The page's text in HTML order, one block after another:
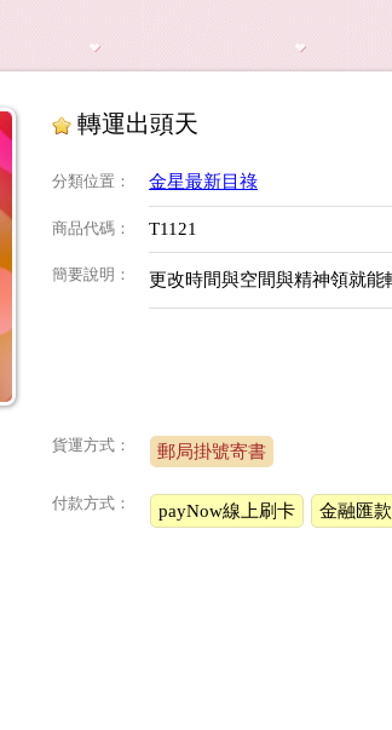
轉運出頭天
分類位置 ： 金星最新目祿
商品代碼 ： T1121
簡要說明 ： 更改時間與空間與精神領就能
貨運方式： 郵局掛號寄書
付款方式： payNow線上刷卡 金融匯款